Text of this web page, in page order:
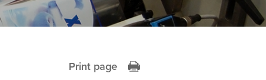
Print page